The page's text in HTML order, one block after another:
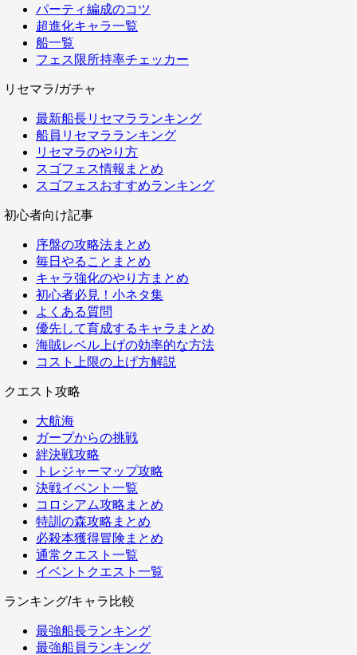
パーティ編成のコツ
超進化キャラ一覧
船一覧
フェス限所持率チェッカー
リセマラ/ガチャ
最新船長リセマラランキング
船員リセマラランキング
リセマラのやり方
スゴフェス情報まとめ
スゴフェスおすすめランキング
初心者向け記事
序盤の攻略法まとめ
毎日やることまとめ
キャラ強化のやり方まとめ
初心者必見！小ネタ集
よくある質問
優先して育成するキャラまとめ
海賊レベル上げの効率的な方法
コスト上限の上げ方解説
クエスト攻略
大航海
ガープからの挑戦
絆決戦攻略
トレジャーマップ攻略
決戦イベント一覧
コロシアム攻略まとめ
特訓の森攻略まとめ
必殺本獲得冒険まとめ
通常クエスト一覧
イベントクエスト一覧
ランキング/キャラ比較
最強船長ランキング
最強船員ランキング